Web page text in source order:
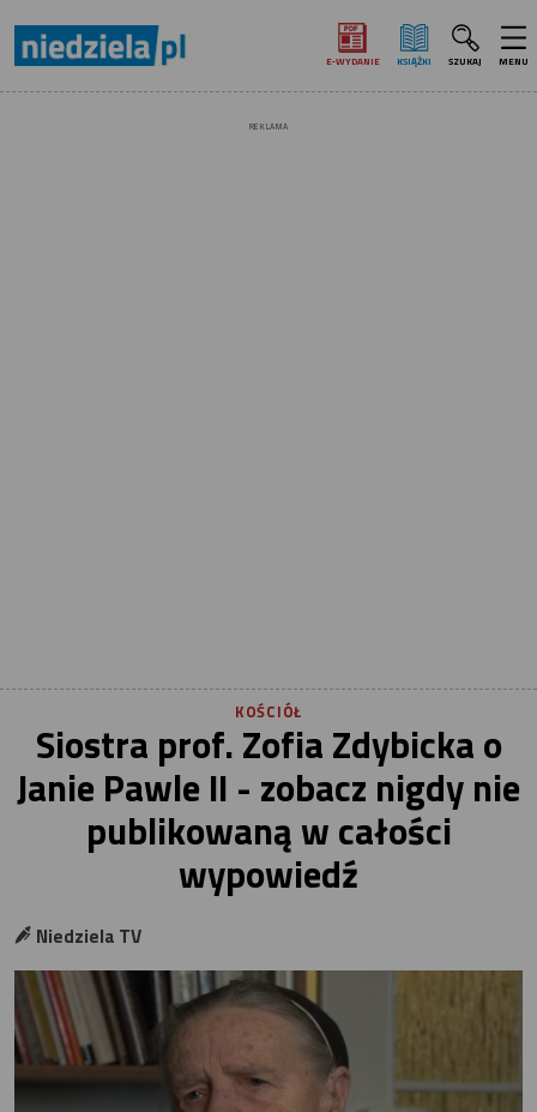
E‑WYDANIE KSIĄŻKI SZUKAJ MENU
REKLAMA
KOŚCIÓŁ
Siostra prof. Zofia Zdybicka o
Janie Pawle II - zobacz nigdy nie
publikowaną w całości
wypowiedź
Niedziela TV